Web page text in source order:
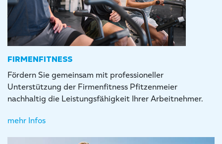
FIRMENFITNESS
Fördern Sie gemeinsam mit professioneller
Unterstützung der Firmenfitness Pfitzenmeier
nachhaltig die Leistungsfähigkeit Ihrer Arbeitnehmer.
mehr Infos